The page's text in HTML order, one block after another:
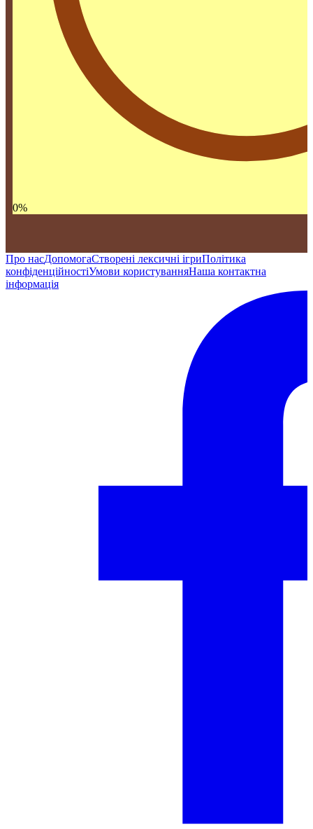
0%
Про насДопомогаСтворені лексичні ігриПолітика
конфіденційностіУмови користуванняНаша контактна
інформація